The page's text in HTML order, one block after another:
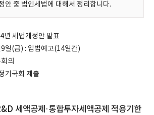
안 중 법인세법에 대해서 정리합니다.
년 세법개정안 발표
일(금) : 입법예고(14일간)
의
기국회 제출
세액공제·통합투자세액공제 적용기한